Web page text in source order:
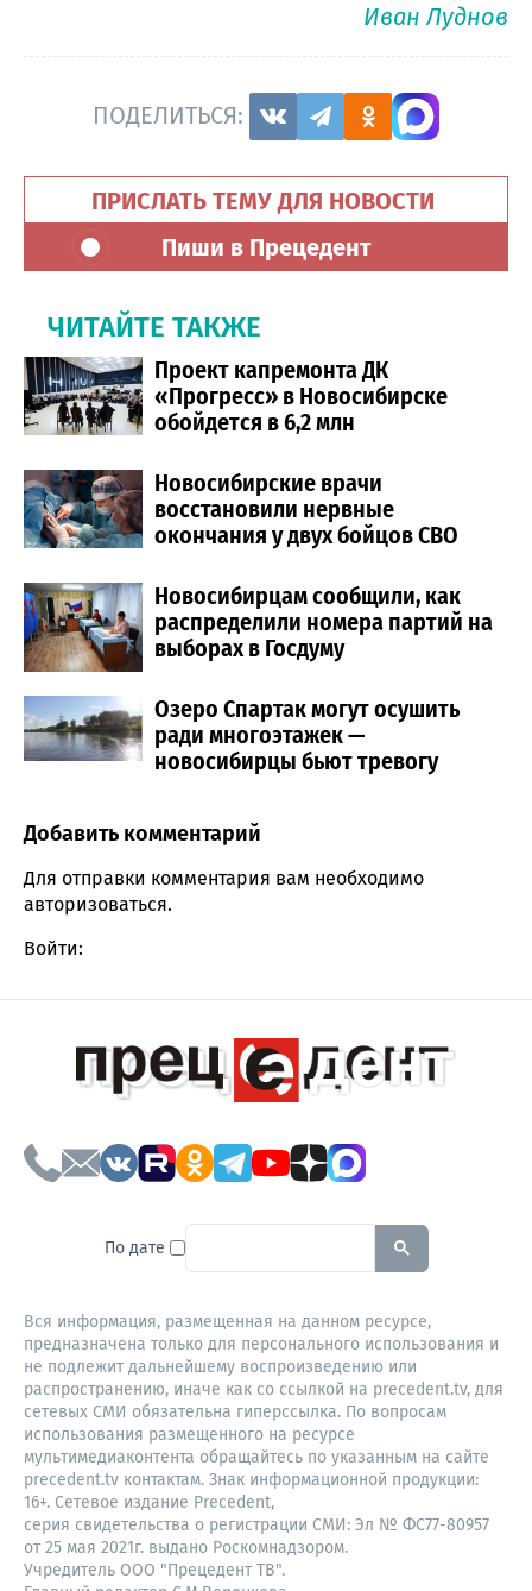
Иван Луднов
ПОДЕЛИТЬСЯ:
ПРИСЛАТЬ ТЕМУ ДЛЯ НОВОСТИ
Пиши в Прецедент
ЧИТАЙТЕ ТАКЖЕ
Проект капремонта ДК
«Прогресс» в Новосибирске
обойдется в 6,2 млн
Новосибирские врачи
восстановили нервные
окончания у двух бойцов СВО
Новосибирцам сообщили, как
распределили номера партий на
выборах в Госдуму
Озеро Спартак могут осушить
ради многоэтажек —
новосибирцы бьют тревогу
Comment section
Добавить комментарий
Для отправки комментария вам необходимо
авторизоваться.
Войти:
По дате To search this site, enter a
Вся информация, размещенная на данном ресурсе,
предназначена только для персонального использования и
не подлежит дальнейшему воспроизведению или
распространению, иначе как со ссылкой на precedent.tv, для
сетевых СМИ обязательна гиперссылка. По вопросам
использования размещенного на ресурсе
мультимедиаконтента обращайтесь по указанным на сайте
precedent.tv контактам. Знак информационной продукции:
16+. Сетевое издание Precedent,
серия свидетельства о регистрации СМИ: Эл № ФС77-80957
от 25 мая 2021г. выдано Роскомнадзором.
Учредитель ООО "Прецедент ТВ".